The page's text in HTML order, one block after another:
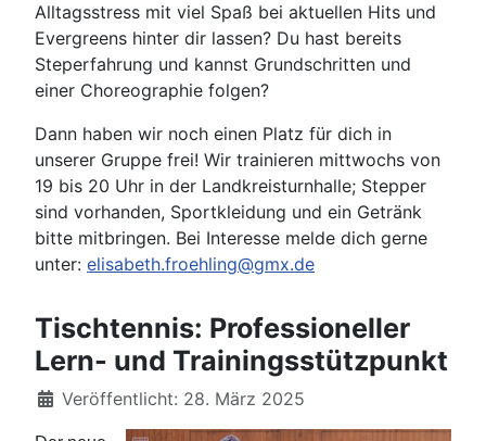
Alltagsstress mit viel Spaß bei aktuellen Hits und
Evergreens hinter dir lassen? Du hast bereits
Steperfahrung und kannst Grundschritten und
einer Choreographie folgen?
Dann haben wir noch einen Platz für dich in
unserer Gruppe frei! Wir trainieren mittwochs von
19 bis 20 Uhr in der Landkreisturnhalle; Stepper
sind vorhanden, Sportkleidung und ein Getränk
bitte mitbringen. Bei Interesse melde dich gerne
unter: elisabeth.froehling@gmx.de
Tischtennis: Professioneller
Lern- und Trainingsstützpunkt
Details
Veröffentlicht: 28. März 2025